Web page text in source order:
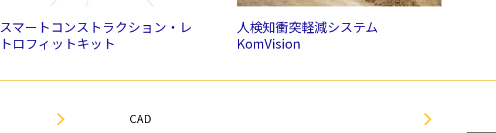
スマートコンストラクション・レ
トロフィットキット
人検知衝突軽減システム
KomVision
CAD